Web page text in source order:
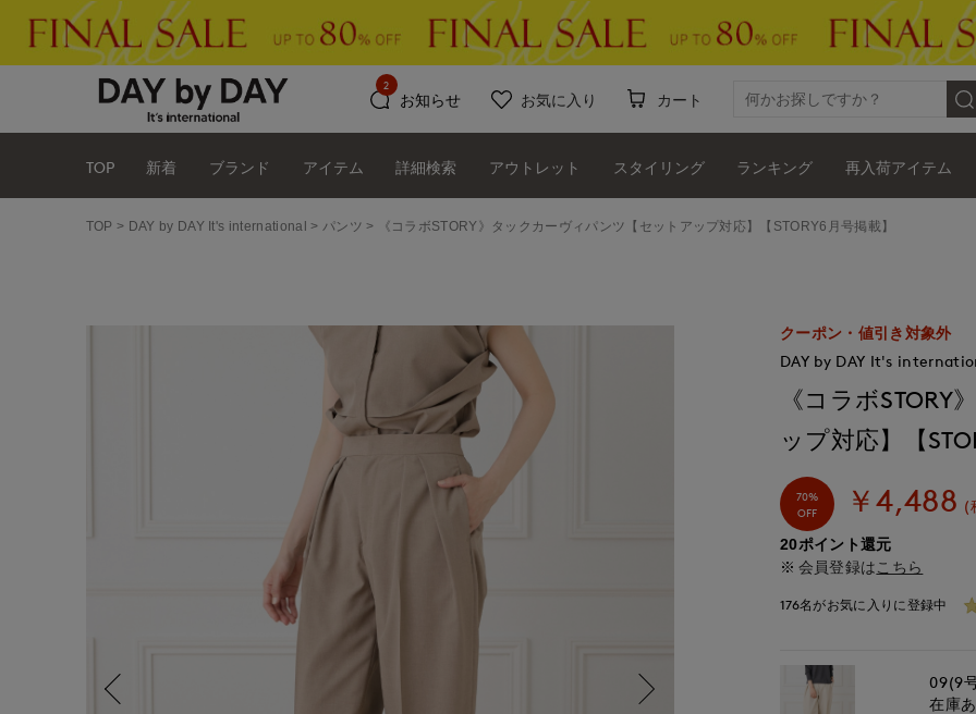
お知らせ
2
お気に入り カート
TOP 新着 ブランド アイテム 詳細検索 アウトレット スタイリング ランキング 再入荷アイテム
TOP DAY by DAY It's international パンツ 《コラボSTORY》タックカーヴィパンツ【セットアップ対応】【STORY6月号掲載】
クーポン・値引き対象外
DAY by DAY It's
《コラボ
ップ対応】【
70%
OFF
￥4,488 (
20ポイント還元
会員登録はこちら
176名がお気に入りに登録中
09(9
在庫